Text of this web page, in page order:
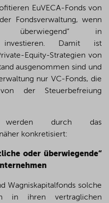
EuVECA-Fonds von
Fondsverwaltung, wenn
in
investieren. Damit ist
Equity-Strategien von
ausgenommen sind und
nur VC-Fonds, die
der Steuerbefreiung
werden durch das
konkretisiert:
oder überwiegende“
Wagniskapitalfonds solche
in ihren vertraglichen